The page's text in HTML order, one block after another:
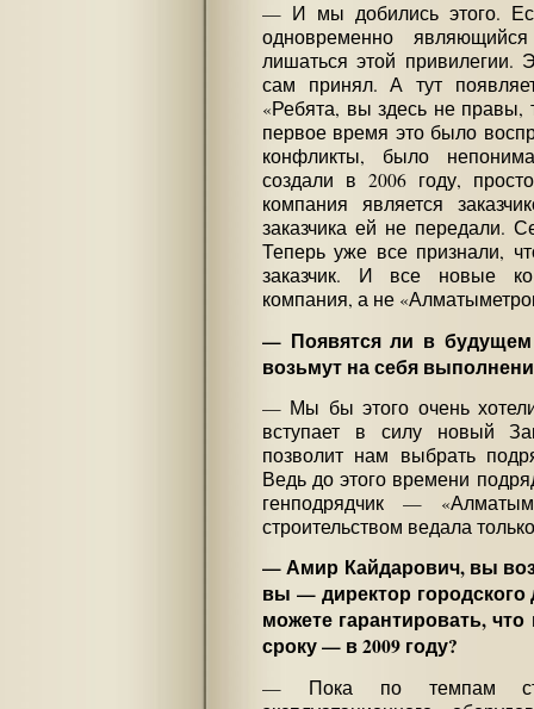
— И мы добились этого.
одновременно
лишаться этой
сам принял. А тут
«Ребята, вы здесь не правы,
первое время это было
конфликты, было
создали в 2006 году,
компания является
заказчика ей не передали.
Теперь уже все признали,
заказчик. И все новые
компания, а не
— Появятся ли в
возьмут на себя
— Мы бы этого очень
вступает в силу новый
позволит нам выбрать
Ведь до этого времени
генподрядчик —
строительством ведала
— Амир Кайдарович, вы
вы — директор городского
можете гарантировать,
сроку — в 2009 году?
— Пока по темпам